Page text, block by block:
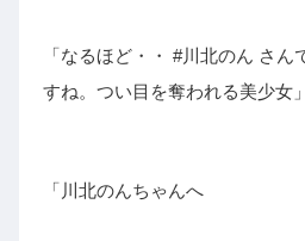
「なるほど・・ #川北のん さん
すね。つい目を奪われる美少女」
「川北のんちゃんへ